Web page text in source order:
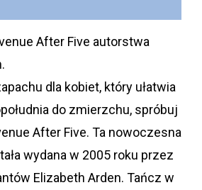
After Five autorstwa
dla kobiet, który ułatwia
do zmierzchu, spróbuj
After Five. Ta nowoczesna
wydana w 2005 roku przez
Elizabeth Arden. Tańcz w